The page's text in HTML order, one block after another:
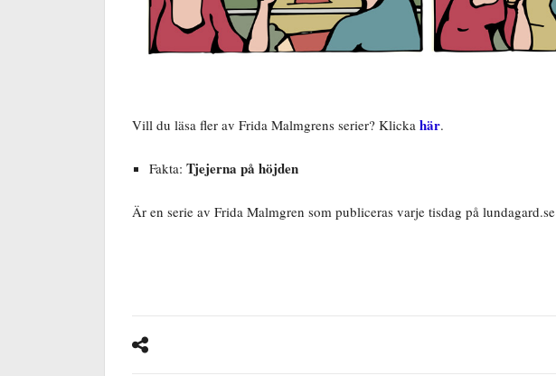
Vill du läsa fler av Frida Malmgrens serier? Klicka här.
Fakta: Tjejerna på höjden
Är en serie av Frida Malmgren som publiceras varje tisdag på lundagard.se